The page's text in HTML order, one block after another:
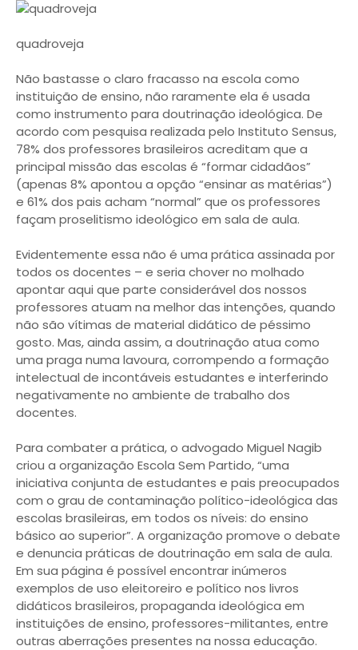
quadroveja
Não bastasse o claro fracasso na escola como
instituição de ensino, não raramente ela é usada
como instrumento para doutrinação ideológica. De
acordo com pesquisa realizada pelo Instituto Sensus,
78% dos professores brasileiros acreditam que a
principal missão das escolas é “formar cidadãos”
(apenas 8% apontou a opção “ensinar as matérias”)
e 61% dos pais acham “normal” que os professores
façam proselitismo ideológico em sala de aula.
Evidentemente essa não é uma prática assinada por
todos os docentes – e seria chover no molhado
apontar aqui que parte considerável dos nossos
professores atuam na melhor das intenções, quando
não são vítimas de material didático de péssimo
gosto. Mas, ainda assim, a doutrinação atua como
uma praga numa lavoura, corrompendo a formação
intelectual de incontáveis estudantes e interferindo
negativamente no ambiente de trabalho dos
docentes.
Para combater a prática, o advogado Miguel Nagib
criou a organização Escola Sem Partido, “uma
iniciativa conjunta de estudantes e pais preocupados
com o grau de contaminação político-ideológica das
escolas brasileiras, em todos os níveis: do ensino
básico ao superior”. A organização promove o debate
e denuncia práticas de doutrinação em sala de aula.
Em sua página é possível encontrar inúmeros
exemplos de uso eleitoreiro e político nos livros
didáticos brasileiros, propaganda ideológica em
instituições de ensino, professores-militantes, entre
outras aberrações presentes na nossa educação.